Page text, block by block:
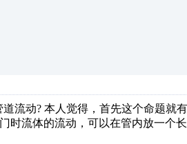
道流动? 本人觉得，首先这个命题
时流体的流动，可以在管内放一个